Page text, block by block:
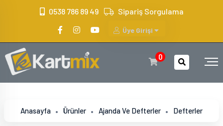
0538 786 89 49 Sipariş Sorgulama
Üye Girişi
0
Anasayfa Ürünler Ajanda Ve Defterler Defterler